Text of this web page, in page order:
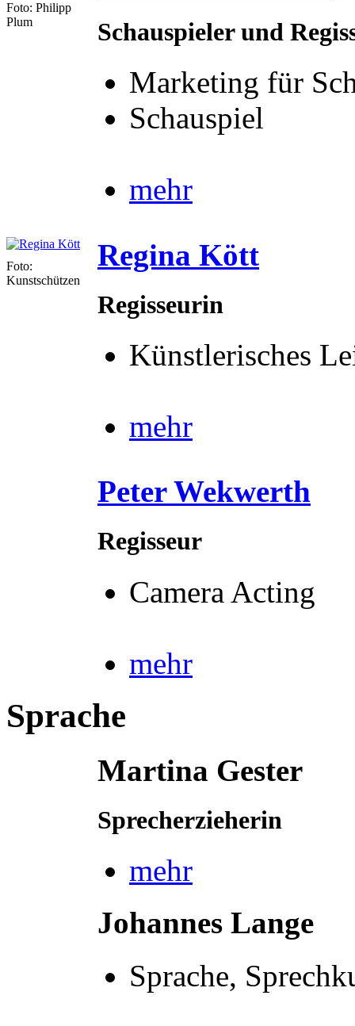
Foto: Philipp
Plum
Schauspieler und
Marketing für
Schauspiel
mehr
Foto:
Kunstschützen
Regina Kött
Regisseurin
Künstlerisches
mehr
Peter Wekwerth
Regisseur
Camera Acting
mehr
Sprache
Martina Gester
Sprecherzieherin
mehr
Johannes Lange
Sprache,